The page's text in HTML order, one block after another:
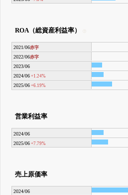
ROA（総資産利益率）
2021/06赤字
2022/06赤字
2023/06
2024/06 +1.24%
2025/06 +6.19%
営業利益率
2024/06
2025/06 +7.79%
売上原価率
2024/06